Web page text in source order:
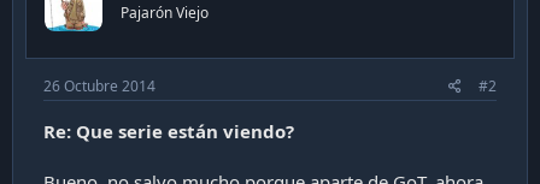
Pajarón Viejo
26 Octubre 2014 #2
Re: Que serie están viendo?